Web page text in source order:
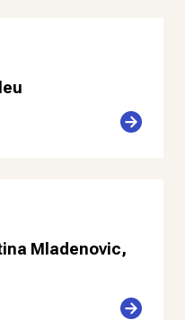
Mladenovic,